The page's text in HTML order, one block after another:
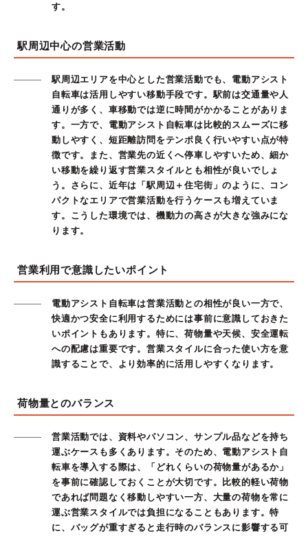
す。
駅周辺中心の営業活動
駅周辺エリアを中心とした営業活動でも、電動アシスト
自転車は活用しやすい移動手段です。駅前は交通量や人
通りが多く、車移動では逆に時間がかかることがありま
す。一方で、電動アシスト自転車は比較的スムーズに移
動しやすく、短距離訪問をテンポ良く行いやすい点が特
徴です。また、営業先の近くへ停車しやすいため、細か
い移動を繰り返す営業スタイルとも相性が良いでしょ
う。さらに、近年は「駅周辺＋住宅街」のように、コン
パクトなエリアで営業活動を行うケースも増えていま
す。こうした環境では、機動力の高さが大きな強みにな
ります。
営業利用で意識したいポイント
電動アシスト自転車は営業活動との相性が良い一方で、
快適かつ安全に利用するためには事前に意識しておきた
いポイントもあります。特に、荷物量や天候、安全運転
への配慮は重要です。営業スタイルに合った使い方を意
識することで、より効率的に活用しやすくなります。
荷物量とのバランス
営業活動では、資料やパソコン、サンプル品などを持ち
運ぶケースも多くあります。そのため、電動アシスト自
転車を導入する際は、「どれくらいの荷物量があるか」
を事前に確認しておくことが大切です。比較的軽い荷物
であれば問題なく移動しやすい一方、大量の荷物を常に
運ぶ営業スタイルでは負担になることもあります。特
に、バッグが重すぎると走行時のバランスに影響する可